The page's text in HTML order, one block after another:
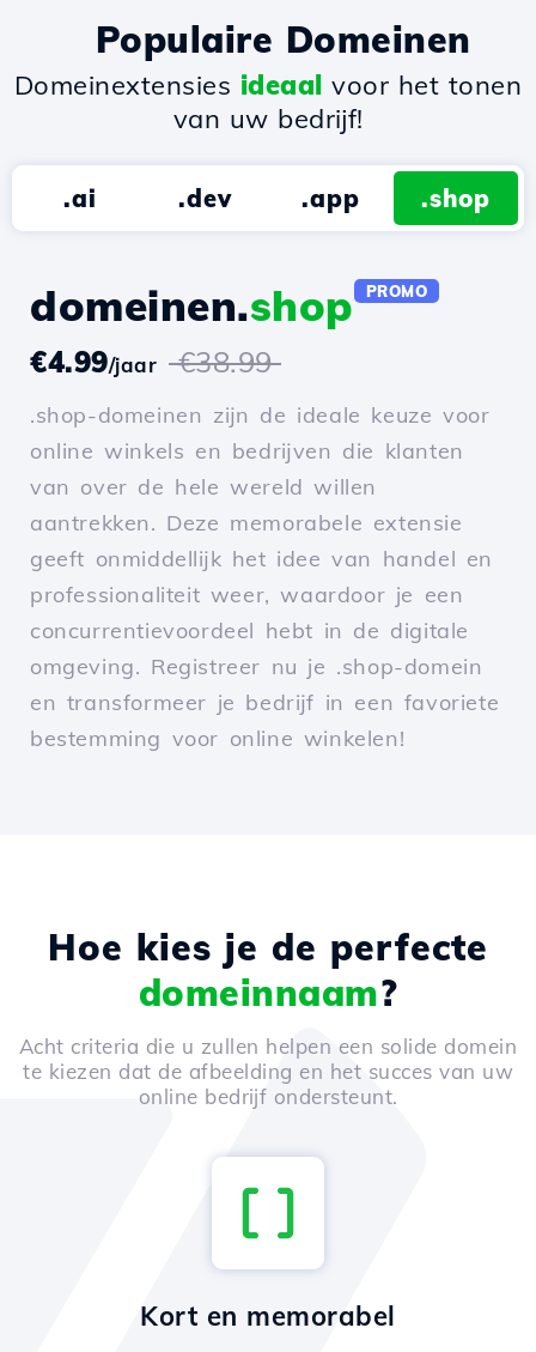
Populaire Domeinen
Domeinextensies ideaal voor het tonen
van uw bedrijf!
.ai .dev .app .shop
domeinen.shop PROMO
€4.99/jaar €38.99
.shop-domeinen zijn de ideale keuze voor
online winkels en bedrijven die klanten
van over de hele wereld willen
aantrekken. Deze memorabele extensie
geeft onmiddellijk het idee van handel en
professionaliteit weer, waardoor je een
concurrentievoordeel hebt in de digitale
omgeving. Registreer nu je .shop-domein
en transformeer je bedrijf in een favoriete
bestemming voor online winkelen!
Hoe kies je de perfecte
domeinnaam?
Acht criteria die u zullen helpen een solide domein
te kiezen dat de afbeelding en het succes van uw
online bedrijf ondersteunt.
Kort en memorabel